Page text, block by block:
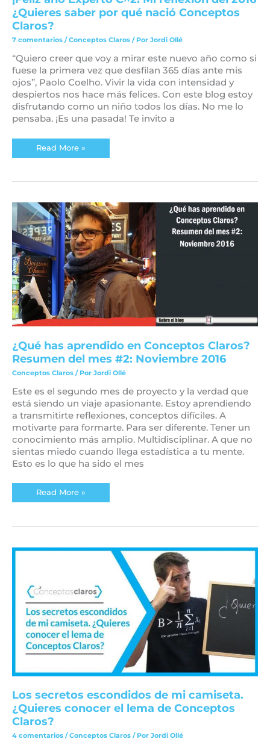
¿Quieres saber por qué nació Conceptos
Claros?
7 comentarios /Conceptos Claros / Por Jordi Ollé
“Quiero creer que voy a mirar este nuevo año como si
fuese la primera vez que desfilan 365 días ante mis
ojos”, Paolo Coelho. Vivir la vida con intensidad y
despiertos nos hace más felices. Con este blog estoy
disfrutando como un niño todos los días. No me lo
pensaba. ¡Es una pasada! Te invito a
Read More »
¿Qué has aprendido en Conceptos Claros?
Resumen del mes #2: Noviembre 2016
Conceptos Claros / Por Jordi Ollé
Este es el segundo mes de proyecto y la verdad que
está siendo un viaje apasionante. Estoy aprendiendo
a transmitirte reflexiones, conceptos difíciles. A
motivarte para formarte. Para ser diferente. Tener un
conocimiento más amplio. Multidisciplinar. A que no
sientas miedo cuando llega estadística a tu mente.
Esto es lo que ha sido el mes
¿Qué
has
aprendido
en
Conceptos
Claros?
Resumen
del
mes
#2:
Noviembre
2016
Read More »
Los secretos escondidos de mi camiseta.
¿Quieres conocer el lema de Conceptos
Claros?
4 comentarios /Conceptos Claros / Por Jordi Ollé
Los
camiseta.
¿Quieres
conocer
el
lema
de
Conceptos
Claros?